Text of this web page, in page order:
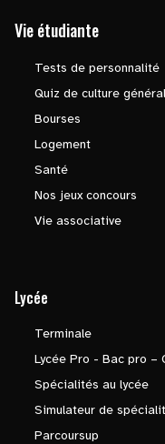
Vie étudiante
Tests de personnalité
Quiz de culture
Bourses
Logement
Santé
Nos jeux concours
Vie associative
Lycée
Terminale
Lycée Pro - Bac pro –
Spécialités au lycée
Simulateur de
Parcoursup